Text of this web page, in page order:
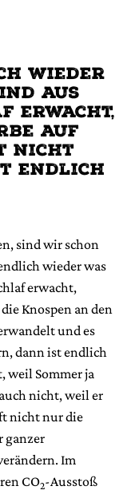
wieder
aus
erwacht,
auf
nicht
endlich
sind wir schon
wieder was
erwacht,
Knospen an den
und es
dann ist endlich
weil Sommer ja
nicht, weil er
nicht nur die
ganzer
Im
CO2-Ausstoß